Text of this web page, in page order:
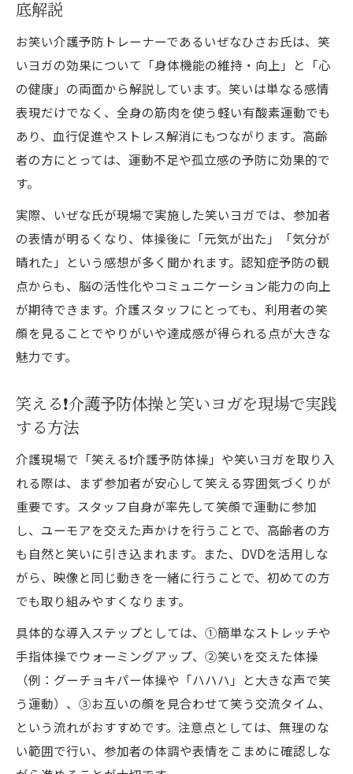
心も体もほぐれる笑いヨガの効果を解説
DVD発売決定っ‼️笑いヨガの効果と科学的根
拠に注目
講師いぜなひさお氏が伝える笑いヨガの魅
力と体験談
笑える❗️介護予防体操でストレス解消の実践
例
ート
お笑い介護予防トレーナーのコツと利用者
の声
運動習慣を続けるコツは“笑い”の活用にあり
DVD発売決定っ‼️笑いで運動習慣を身につけ
る方法
笑える❗️介護予防体操で楽しく継続する秘訣
高齢者が楽しめる笑いヨガ無料動画の活用
術
お笑い介護予防トレーナー流モチベーショ
ン維持法
底解説
お笑い介護予防トレーナーであるいぜなひさお氏は、笑
いヨガの効果について「身体機能の維持・向上」と「心
の健康」の両面から解説しています。笑いは単なる感情
表現だけでなく、全身の筋肉を使う軽い有酸素運動でも
あり、血行促進やストレス解消にもつながります。高齢
者の方にとっては、運動不足や孤立感の予防に効果的で
す。
実際、いぜな氏が現場で実施した笑いヨガでは、参加者
の表情が明るくなり、体操後に「元気が出た」「気分が
晴れた」という感想が多く聞かれます。認知症予防の観
点からも、脳の活性化やコミュニケーション能力の向上
が期待できます。介護スタッフにとっても、利用者の笑
顔を見ることでやりがいや達成感が得られる点が大きな
魅力です。
笑える❗️介護予防体操と笑いヨガを現場で実践
する方法
介護現場で「笑える❗️介護予防体操」や笑いヨガを取り入
れる際は、まず参加者が安心して笑える雰囲気づくりが
重要です。スタッフ自身が率先して笑顔で運動に参加
し、ユーモアを交えた声かけを行うことで、高齢者の方
も自然と笑いに引き込まれます。また、DVDを活用しな
がら、映像と同じ動きを一緒に行うことで、初めての方
でも取り組みやすくなります。
具体的な導入ステップとしては、①簡単なストレッチや
手指体操でウォーミングアップ、②笑いを交えた体操
（例：グーチョキパー体操や「ハハハ」と大きな声で笑
う運動）、③お互いの顔を見合わせて笑う交流タイム、
という流れがおすすめです。注意点としては、無理のな
い範囲で行い、参加者の体調や表情をこまめに確認しな